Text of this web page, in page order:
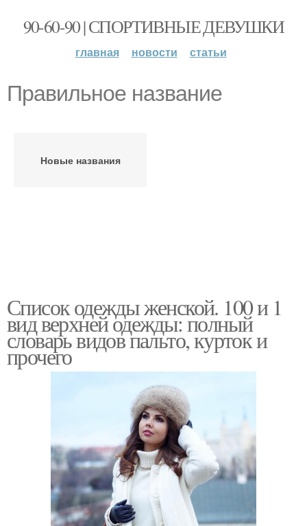
90-60-90 | СПОРТИВНЫЕ ДЕВУШКИ
главная новости статьи
Правильное название
Новые названия
Список одежды женской. 100 и 1
вид верхней одежды: полный
словарь видов пальто, курток и
прочего